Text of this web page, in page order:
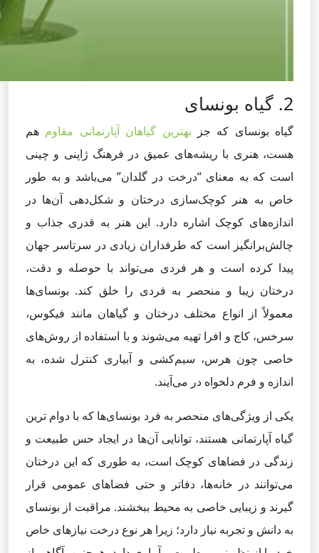
2. گیاه بونسای
گیاه بونسای که جز بهترین گیاهان آپارتمانی مقاوم هم
هست، هنری با ریشه‌های عمیق در فرهنگ ژاپنی و چینی
است که به معنای “درخت در گلدان” می‌باشد و به طور
خاص به هنر کوچک‌سازی درختان و شکل‌دهی آن‌ها در
اندازه‌های کوچک اشاره دارد. این هنر به قدری جذاب و
چالش‌برانگیز است که طرفداران زیادی در سرتاسر جهان
پیدا کرده است و هر فردی می‌تواند با حوصله و دقت،
درختان زیبا و منحصر به فردی را خلق کند. بونسای‌ها
معمولاً از انواع مختلف درختان و گیاهان مانند فیکوس،
سرخس، کاج و افرا تهیه می‌شوند و با استفاده از روش‌های
خاصی چون هرس، سیم‌کشی و آبیاری کنترل شده، به
اندازه و فرم دلخواه در می‌آیند.
یکی از ویژگی‌های منحصر به فرد بونسای‌ها که با دوام ترین
گیاه آپارتمانی هستند، توانایی آن‌ها در ایجاد حس طبیعت و
زندگی در فضاهای کوچک است، به طوری که این درختان
می‌توانند در خانه‌ها، دفاتر و حتی فضاهای عمومی قرار
گیرند و زیبایی خاصی به محیط ببخشند. مراقبت از بونسای
به دانش و تجربه نیاز دارد؛ زیرا هر نوع درخت نیازهای خاص